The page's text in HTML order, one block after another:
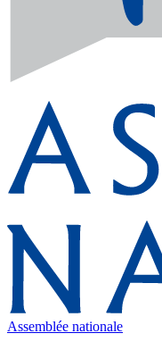
Assemblée nationale